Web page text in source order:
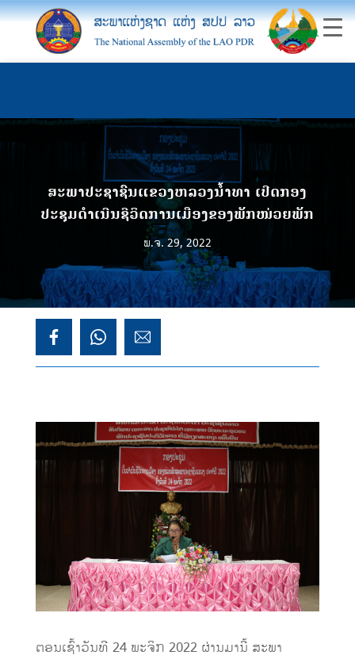
ສະພາປະຊາຊົນແຂວງຫລວງນ້ຳທາ ເປີດກອງ
ປະຊຸມດຳເນີນຊີວິດການເມືອງຂອງພັກໜ່ວຍພັກ
ພ.ຈ. 29, 2022
ຕອນເຊົ້າວັນທີ 24 ພະຈິກ 2022 ຜ່ານມານີ້ ສະພາ